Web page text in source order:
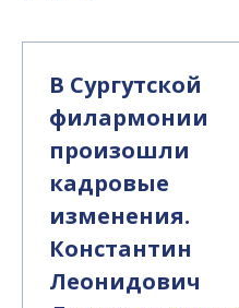
В Сургутской
филармонии
произошли
кадровые
изменения.
Константин
Леонидович